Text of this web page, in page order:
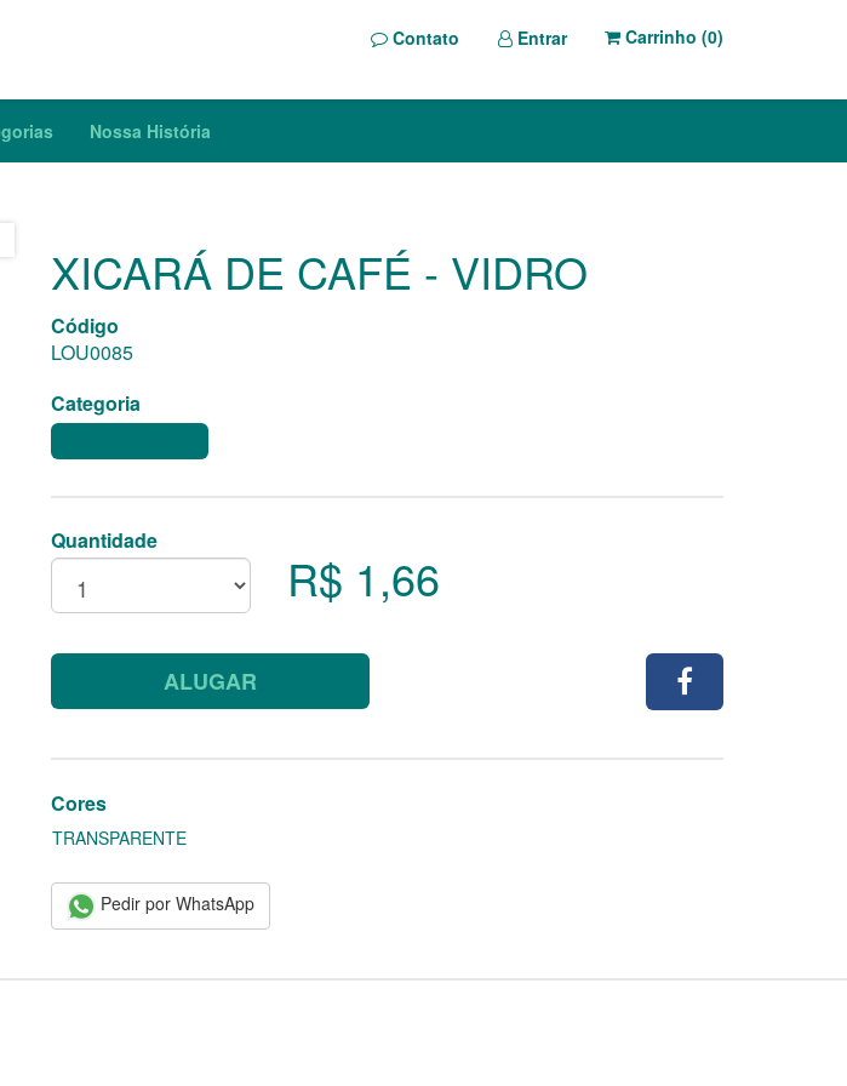
Contato Entrar Carrinho (0)
Nossa História
XICARÁ DE CAFÉ - VIDRO
Código
LOU0085
Categoria
Quantidade
R$ 1,66
ALUGAR
Cores
TRANSPARENTE
Pedir por WhatsApp